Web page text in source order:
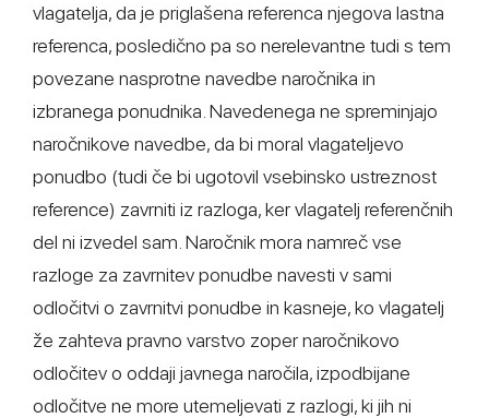
vlagatelja, da je priglašena referenca njegova lastna
referenca, posledično pa so nerelevantne tudi s tem
povezane nasprotne navedbe naročnika in
izbranega ponudnika. Navedenega ne spreminjajo
naročnikove navedbe, da bi moral vlagateljevo
ponudbo (tudi če bi ugotovil vsebinsko ustreznost
reference) zavrniti iz razloga, ker vlagatelj referenčnih
del ni izvedel sam. Naročnik mora namreč vse
razloge za zavrnitev ponudbe navesti v sami
odločitvi o zavrnitvi ponudbe in kasneje, ko vlagatelj
že zahteva pravno varstvo zoper naročnikovo
odločitev o oddaji javnega naročila, izpodbijane
odločitve ne more utemeljevati z razlogi, ki jih ni